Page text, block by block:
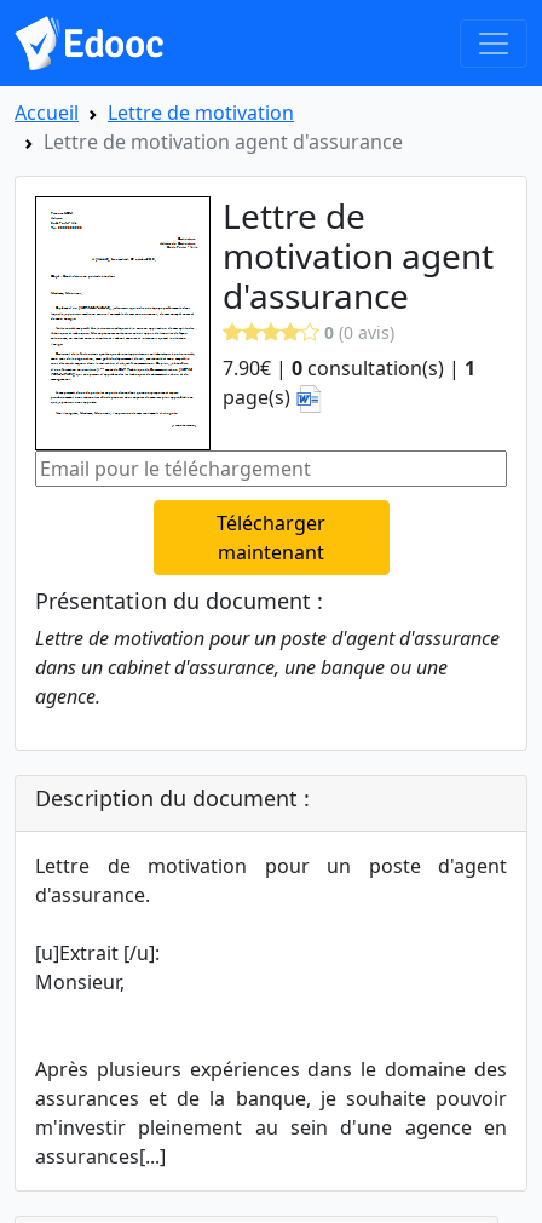
Accueil
Lettre de motivation
Lettre de motivation agent d'assurance
Lettre de
motivation agent
d'assurance
0 (0 avis)
7.90€ | 0 consultation(s) | 1
page(s)
Télécharger
maintenant
Présentation du document :
Lettre de motivation pour un poste d'agent d'assurance
dans un cabinet d'assurance, une banque ou une
agence.
Description du document :
Lettre de motivation pour un poste d'agent
d'assurance.
[u]Extrait [/u]:
Monsieur,
Après plusieurs expériences dans le domaine des
assurances et de la banque, je souhaite pouvoir
m'investir pleinement au sein d'une agence en
assurances[...]